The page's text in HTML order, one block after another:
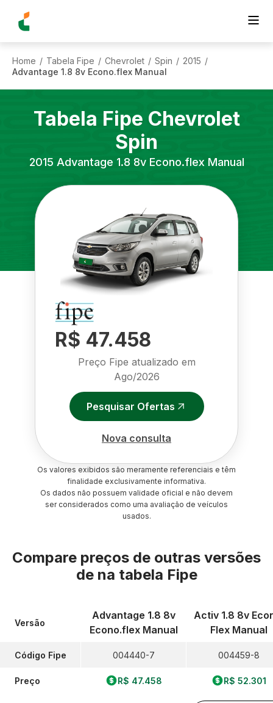
Home / Tabela Fipe / Chevrolet / Spin / 2015 /
Advantage 1.8 8v Econo.flex Manual
Tabela Fipe Chevrolet
Spin
2015 Advantage 1.8 8v Econo.flex Manual
R$ 47.458
Preço Fipe atualizado em
Ago/2026
Pesquisar Ofertas
Nova consulta
Os valores exibidos são meramente referenciais e têm
finalidade exclusivamente informativa.
Os dados não possuem validade oficial e não devem
ser considerados como uma avaliação de veículos
usados.
Compare preços de outras versões
de na tabela Fipe
Versão
Código Fipe
Preço
Advantage 1.8 8v
Econo.flex Manual
004440-7
R$ 47.458
Activ 1.8 8v
Flex Manual
004459-8
R$ 52.301